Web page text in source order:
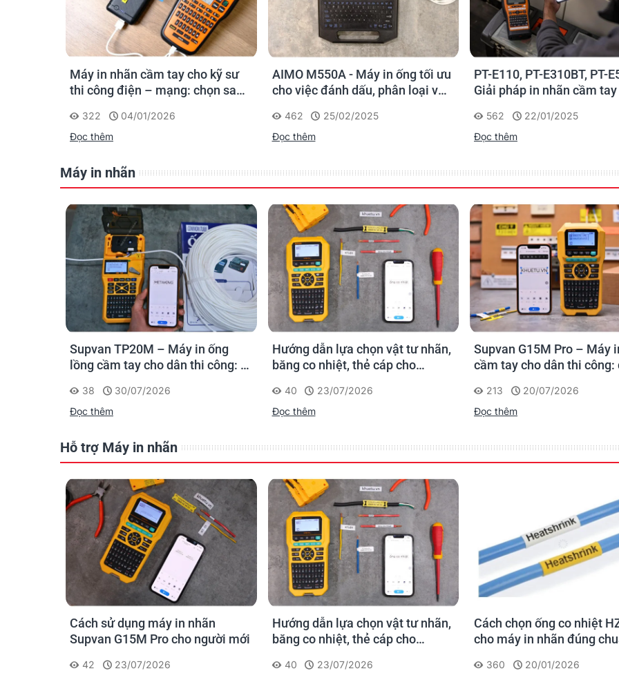
AIMO M550A - Máy in ống tối ưu
cho việc đánh dấu, phân loại và
462
25/02/2025
Đọc thêm
PT-E110, PT-E310BT, PT-E560BT:
Giải pháp in nhãn cầm tay công
562
22/01/2025
Đọc thêm
Brother Ra Mắt Máy In
Bàn Mới PT-D460BT & PT-
Cho Dân Văn Phòng
1497
15/05/2023
Đọc thêm
Máy in nhãn
Hướng dẫn lựa chọn vật tư nhãn,
băng co nhiệt, thẻ cáp cho
40
23/07/2026
Đọc thêm
Supvan G15M Pro – Máy in nhãn
cầm tay cho dân thi công: đánh
công trình
213
20/07/2026
Đọc thêm
Cách chọn ống co nhiệt
cho máy in nhãn đúng
360
20/01/2026
Đọc thêm
Hỗ trợ Máy in nhãn
Hướng dẫn lựa chọn vật tư nhãn,
băng co nhiệt, thẻ cáp cho
40
23/07/2026
Cách chọn ống co nhiệt HZSE
cho máy in nhãn đúng chuẩn
360
20/01/2026
So sánh Brother PT-
PT-E310BTVP
322
15/01/2026